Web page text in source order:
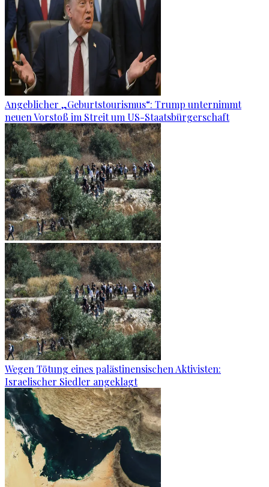
Angeblicher „Geburtstourismus“: Trump unternimmt
neuen Vorstoß im Streit um US-Staatsbürgerschaft
Wegen Tötung eines palästinensischen Aktivisten:
Israelischer Siedler angeklagt